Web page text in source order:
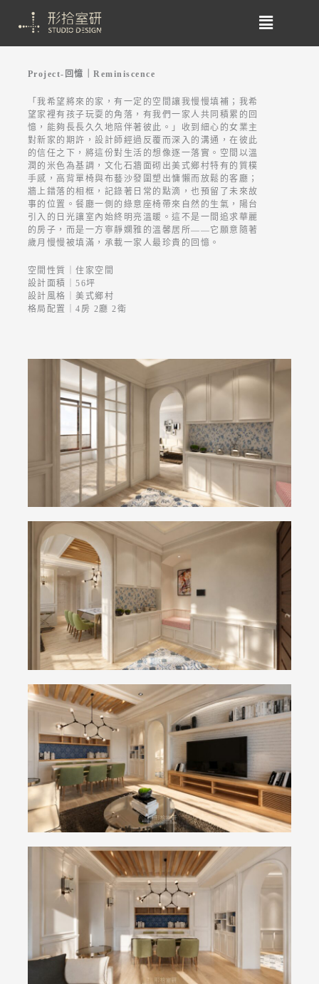
Project-回憶｜Reminiscence
「我希望將來的家，有一定的空間讓我慢慢填補；我希
望家裡有孩子玩耍的角落，有我們一家人共同積累的回
憶，能夠長長久久地陪伴著彼此。」收到細心的女業主
對新家的期許，設計師經過反覆而深入的溝通，在彼此
的信任之下，將這份對生活的想像逐一落實。空間以溫
潤的米色為基調，文化石牆面砌出美式鄉村特有的質樸
手感，高背單椅與布藝沙發圍塑出慵懶而放鬆的客廳；
牆上錯落的相框，記錄著日常的點滴，也預留了未來故
事的位置。餐廳一側的綠意座椅帶來自然的生氣，陽台
引入的日光讓室內始終明亮溫暖。這不是一間追求華麗
的房子，而是一方寧靜嫻雅的溫馨居所——它願意隨著
歲月慢慢被填滿，承載一家人最珍貴的回憶。
空間性質｜住家空間
設計面積｜56坪
設計風格｜美式鄉村
格局配置｜4房 2廳 2衛